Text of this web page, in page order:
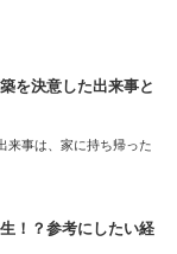
を決意した出来事と
来事は、家に持ち帰った
！？参考にしたい経